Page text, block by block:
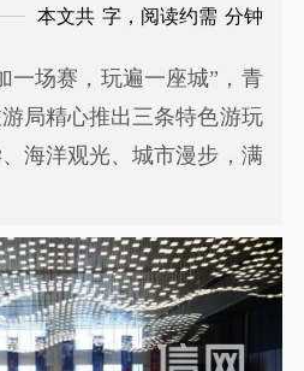
本文共 字，阅读约需 分钟
一场赛，玩遍一座城”，青
局精心推出三条特色游玩
海洋观光、城市漫步，满